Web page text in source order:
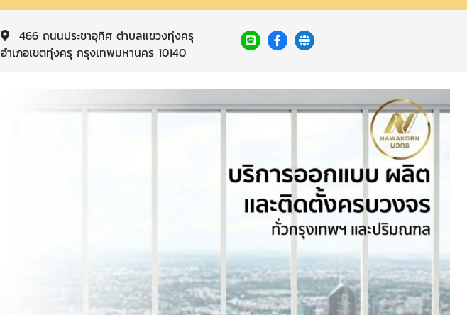
466 ถนนประชาอุทิศ ตำบลแขวงทุ่งครุ
อำเภอเขตทุ่งครุ กรุงเทพมหานคร 10140